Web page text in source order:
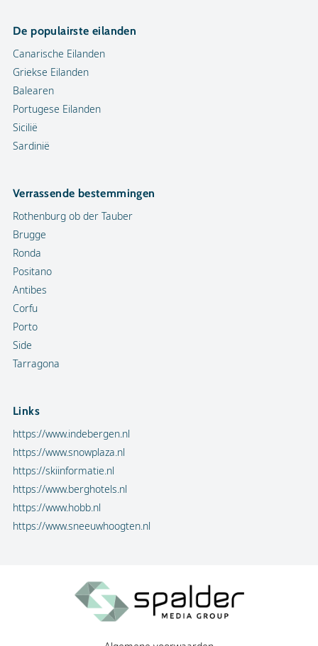
De populairste eilanden
Canarische Eilanden
Griekse Eilanden
Balearen
Portugese Eilanden
Sicilië
Sardinië
Verrassende bestemmingen
Rothenburg ob der Tauber
Brugge
Ronda
Positano
Antibes
Corfu
Porto
Side
Tarragona
Links
https://www.indebergen.nl
https://www.snowplaza.nl
https://skiinformatie.nl
https://www.berghotels.nl
https://www.hobb.nl
https://www.sneeuwhoogten.nl